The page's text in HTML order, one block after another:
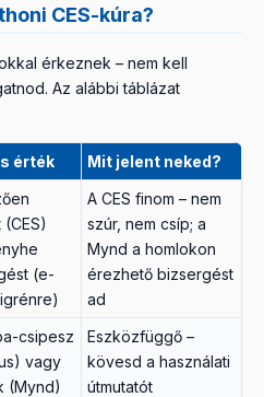
CES-kúra?
érkeznek – nem kell
Az alábbi táblázat
érték Mit jelent neked?
(CES)
(e-
A CES finom – nem
szúr, nem csíp; a
Mynd a homlokon
érezhető bizsergést
ad
csipesz
vagy
(Mynd)
Eszközfüggő –
kövesd a használati
útmutatót